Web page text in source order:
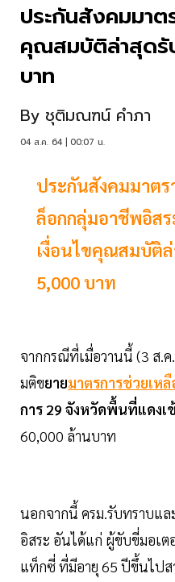
ประกันสังคมมาต
คุณสมบัติล่าสุดรั
บาท
By ชุติมณฑน์ คำภา
04 ส.ค. 64 | 00:07 น.
ประกันสังคมมาตร
ล็อกกลุ่มอาชีพอิส
เงื่อนไขคุณสมบัติล่
5,000 บาท
จากกรณีที่เมื่อวานนี้ (3 ส.
มติขยายมาตรการช่วยเหลื
การ 29 จังหวัดพื้นที่แดงเ
60,000 ล้านบาท
นอกจากนี้ ครม.รับทราบแ
อิสระ อันได้แก่ ผู้ขับขี่มอเต
แท็กซี่ ที่มีอายุ 65 ปีขึ้นไปส